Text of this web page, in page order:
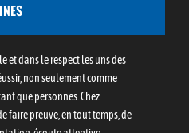
et dans le respect les uns des
non seulement comme
que personnes. Chez
faire preuve, en tout temps, de